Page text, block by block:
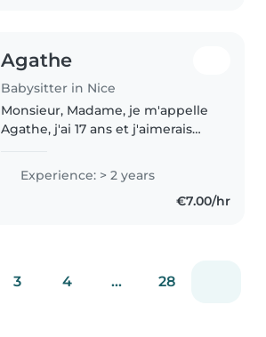
Agathe
Babysitter in Nice
Monsieur, Madame, je m'appelle
Agathe, j'ai 17 ans et j'aimerais
garde d'enfants durant l'été
principalement mais aussi
Experience: > 2 years
€7.00/hr
3 4 ... 28